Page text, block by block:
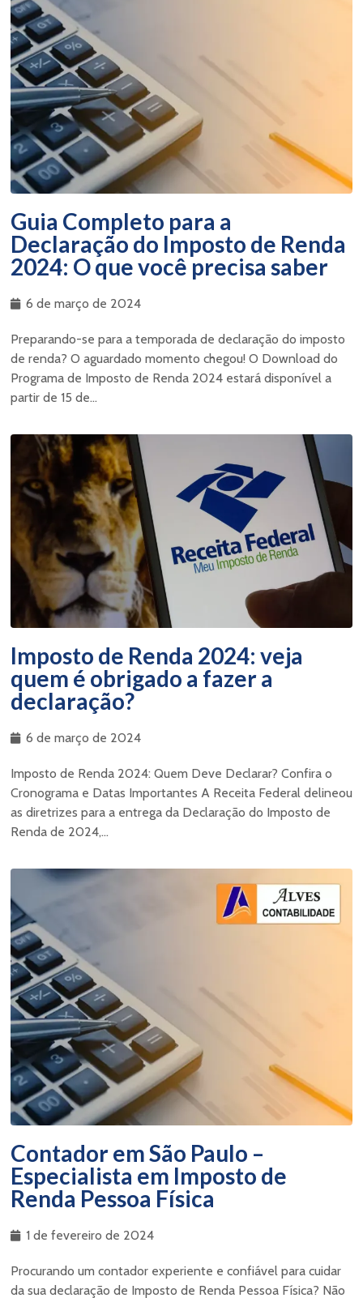
Guia Completo para a
Declaração do Imposto de Renda
2024: O que você precisa saber
6 de março de 2024
Preparando-se para a temporada de declaração do imposto
de renda? O aguardado momento chegou! O Download do
Programa de Imposto de Renda 2024 estará disponível a
partir de 15 de...
Imposto de Renda 2024: veja
quem é obrigado a fazer a
declaração?
6 de março de 2024
Imposto de Renda 2024: Quem Deve Declarar? Confira o
Cronograma e Datas Importantes A Receita Federal delineou
as diretrizes para a entrega da Declaração do Imposto de
Renda de 2024,...
Contador em São Paulo –
Especialista em Imposto de
Renda Pessoa Física
1 de fevereiro de 2024
Procurando um contador experiente e confiável para cuidar
da sua declaração de Imposto de Renda Pessoa Física? Não